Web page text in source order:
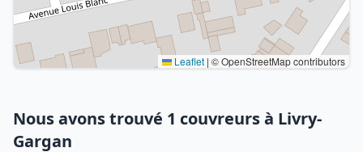
Leaflet | © OpenStreetMap contributors
Nous avons trouvé 1 couvreurs à Livry-
Gargan